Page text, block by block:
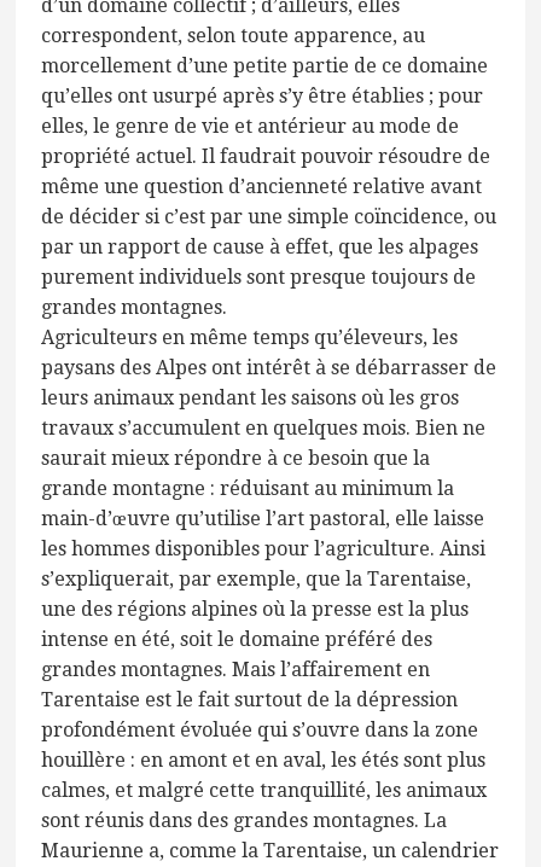
d’un domaine collectif ; d’ailleurs, elles
correspondent, selon toute apparence, au
morcellement d’une petite partie de ce domaine
qu’elles ont usurpé après s’y être établies ; pour
elles, le genre de vie et antérieur au mode de
propriété actuel. Il faudrait pouvoir résoudre de
même une question d’ancienneté relative avant
de décider si c’est par une simple coïncidence, ou
par un rapport de cause à effet, que les alpages
purement individuels sont presque toujours de
grandes montagnes.
Agriculteurs en même temps qu’éleveurs, les
paysans des Alpes ont intérêt à se débarrasser de
leurs animaux pendant les saisons où les gros
travaux s’accumulent en quelques mois. Bien ne
saurait mieux répondre à ce besoin que la
grande montagne : réduisant au minimum la
main-d’œuvre qu’utilise l’art pastoral, elle laisse
les hommes disponibles pour l’agriculture. Ainsi
s’expliquerait, par exemple, que la Tarentaise,
une des régions alpines où la presse est la plus
intense en été, soit le domaine préféré des
grandes montagnes. Mais l’affairement en
Tarentaise est le fait surtout de la dépression
profondément évoluée qui s’ouvre dans la zone
houillère : en amont et en aval, les étés sont plus
calmes, et malgré cette tranquillité, les animaux
sont réunis dans des grandes montagnes. La
Maurienne a, comme la Tarentaise, un calendrier